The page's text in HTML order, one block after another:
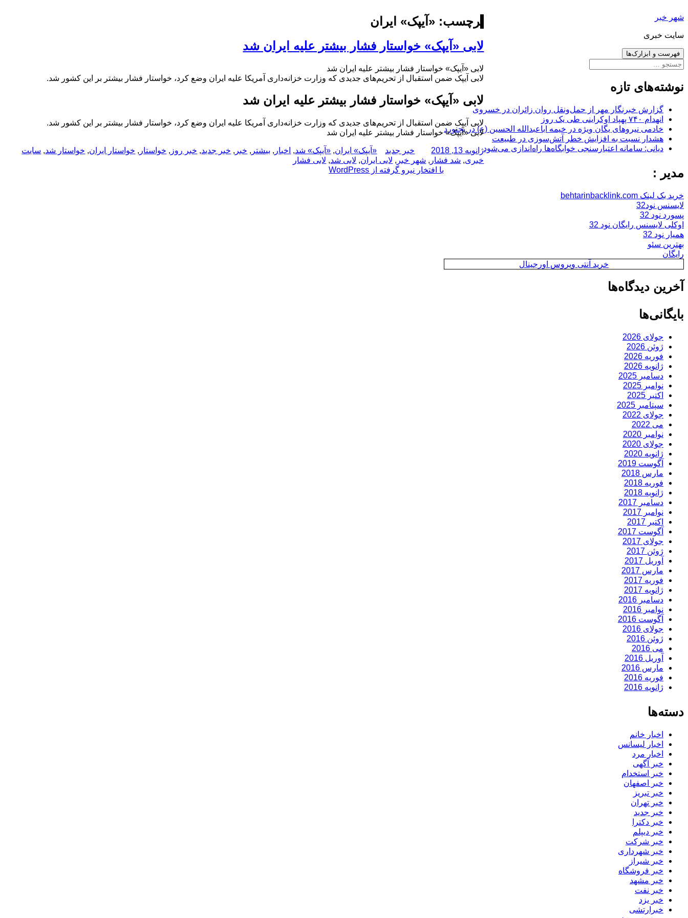
به
شهر خبر
سایت خبری
فهرست و ابزارک‌ها
جستجو
نوشته‌های تازه
گزارش خبرنگار مهر از حمل‌ونقل روان زائران در خسروی
انهدام ۷۴۰ پهپاد اوکراینی طی یک روز
خادمی نیروهای یگان ویژه در خیمه اباعبدالله الحسین (ع) در بجنورد
هشدار نسبت به افزایش خطر آتش‌سوزی در طبیعت
دیانی: سامانه اعتبارسنجی خوابگاه‌ها راه‌اندازی می‌شود
مدیر :
خرید بک لینک behtarinbacklink.com
لایسنس نود32
پسورد نود 32
اوکلی لایسنس رایگان نود 32
همیار نود 32
بهترین سئو
رایگان
خرید آنتی ویروس اورجینال
آخرین دیدگاه‌ها
بایگانی‌ها
جولای 2026
ژوئن 2026
فوریه 2026
ژانویه 2026
دسامبر 2025
نوامبر 2025
اکتبر 2025
سپتامبر 2025
جولای 2022
می 2022
نوامبر 2020
جولای 2020
ژانویه 2020
آگوست 2019
مارس 2018
فوریه 2018
ژانویه 2018
دسامبر 2017
نوامبر 2017
اکتبر 2017
آگوست 2017
جولای 2017
ژوئن 2017
آوریل 2017
مارس 2017
فوریه 2017
ژانویه 2017
دسامبر 2016
نوامبر 2016
آگوست 2016
جولای 2016
ژوئن 2016
می 2016
آوریل 2016
مارس 2016
فوریه 2016
ژانویه 2016
دسته‌ها
اخبار خانم
اخبار لیسانس
اخبار مرد
خبر آگهی
خبر استخدام
خبر اصفهان
خبر تبریز
خبر تهران
خبر جدید
خبر دکترا
خبر دیپلم
خبر شرکت
خبر شهرداری
خبر شیراز
خبر فروشگاه
خبر مشهد
خبر نفت
خبر یزد
خبرارتشی
برچسب: «آیپک» ایران
لابی «آیپک» خواستار فشار بیشتر علیه ایران شد
لابی «آیپک» خواستار فشار بیشتر علیه ایران شد
لابی آیپک ضمن استقبال از تحریم‌های جدیدی که وزارت خزانه‌داری آمریکا علیه ایران وضع کرد، خواستار فشار بیشتر بر این کشور شد.
لابی «آیپک» خواستار فشار بیشتر علیه ایران شد
لابی آیپک ضمن استقبال از تحریم‌های جدیدی که وزارت خزانه‌داری آمریکا علیه ایران وضع کرد، خواستار فشار بیشتر بر این کشور شد.
لابی «آیپک» خواستار فشار بیشتر علیه ایران شد
ارسال
شده
ژانویه 13, 2018 نویسنده
دسته‌ها
خبر جدید برچسب‌ها
«آیپک» ایران, «آیپک» شد, اخبار , بیشتر , خبر , خبر جدید, خبر روز , خواستار , خواستار ایران, خواستار شد, سایت
خبری, شد فشار , شهر خبر , لابی ایران, لابی شد, لابی فشار
با افتخار نیرو گرفته از WordPress